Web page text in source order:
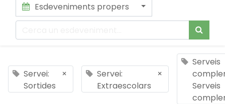
Esdeveniments propers
Servei:
Sortides
×
Servei:
Extraescolars
×
Serveis
Serveis